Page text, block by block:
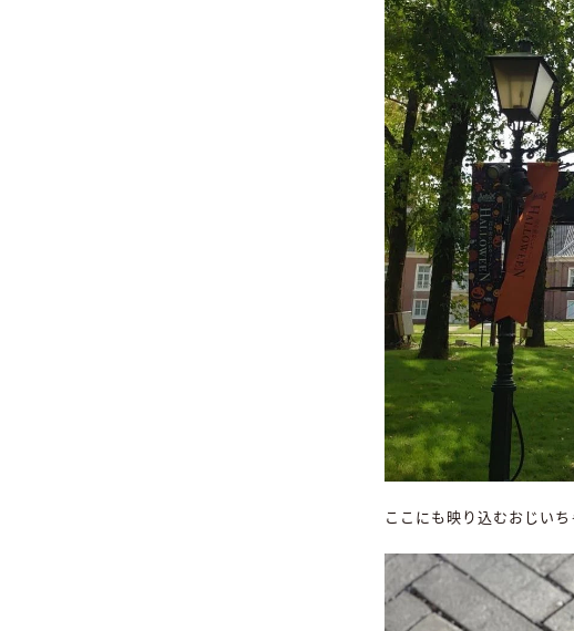
ここにも映り込むおじい